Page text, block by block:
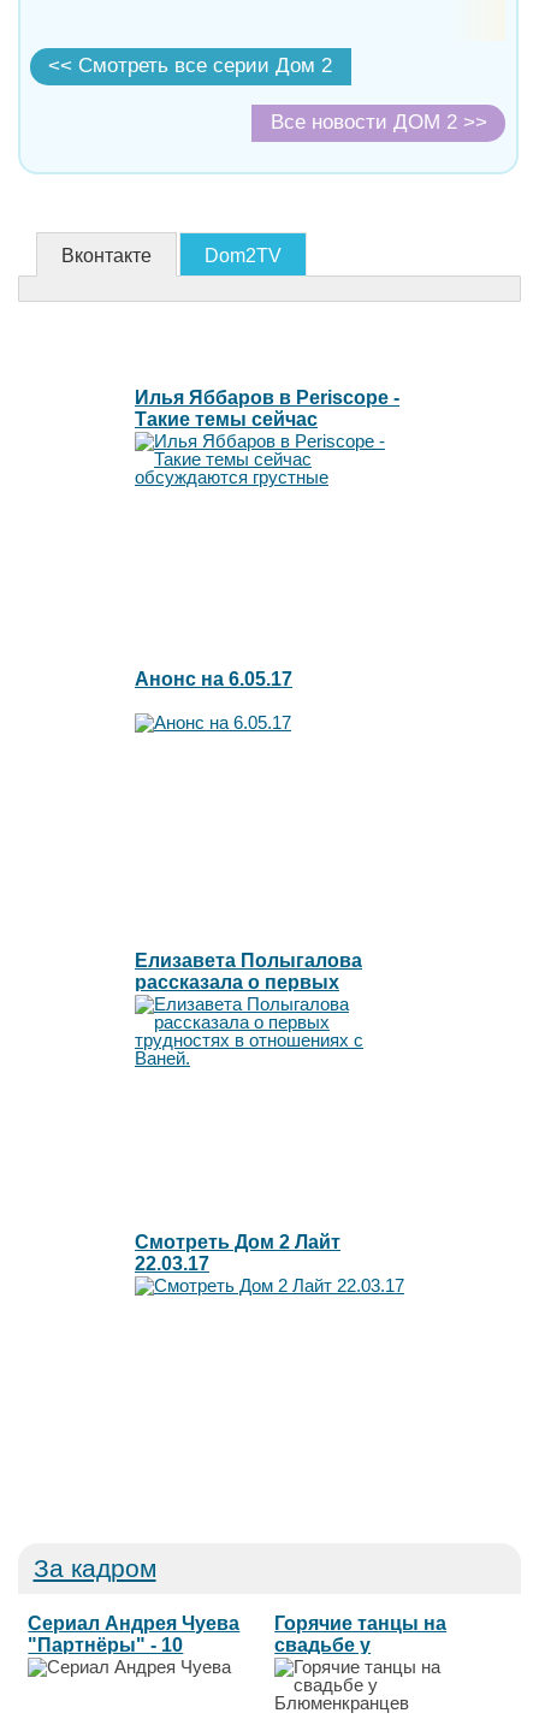
<< Смотреть все серии Дом 2
Все новости ДОМ 2 >>
Вконтакте Dom2TV
Илья Яббаров в Periscope -
Такие темы сейчас
обсуждаются грустные
Анонс на 6.05.17
Елизавета Полыгалова
рассказала о первых
трудностях в отношениях с
Ваней.
Смотреть Дом 2 Лайт
22.03.17
За кадром
Сериал Андрея Чуева
"Партнёры" - 10
серия....
Горячие танцы на
свадьбе у
Блюменкранцев...